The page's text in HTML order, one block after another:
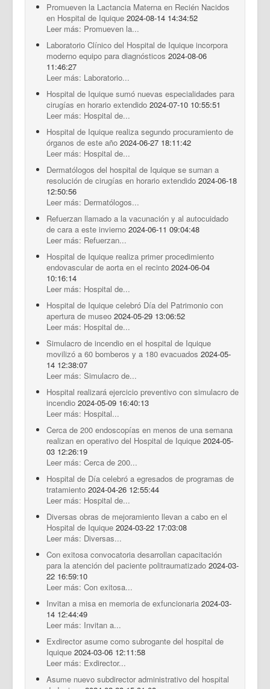
Promueven la Lactancia Materna en Recién Nacidos
en Hospital de Iquique 2024-08-14 14:34:52
Leer más: Promueven la...
Laboratorio Clínico del Hospital de Iquique incorpora
moderno equipo para diagnósticos 2024-08-06
11:46:27
Leer más: Laboratorio...
Hospital de Iquique sumó nuevas especialidades para
cirugías en horario extendido 2024-07-10 10:55:51
Leer más: Hospital de...
Hospital de Iquique realiza segundo procuramiento de
órganos de este año 2024-06-27 18:11:42
Leer más: Hospital de...
Dermatólogos del hospital de Iquique se suman a
resolución de cirugías en horario extendido 2024-06-18
12:50:56
Leer más: Dermatólogos...
Refuerzan llamado a la vacunación y al autocuidado
de cara a este invierno 2024-06-11 09:04:48
Leer más: Refuerzan...
Hospital de Iquique realiza primer procedimiento
endovascular de aorta en el recinto 2024-06-04
10:16:14
Leer más: Hospital de...
Hospital de Iquique celebró Día del Patrimonio con
apertura de museo 2024-05-29 13:06:52
Leer más: Hospital de...
Simulacro de incendio en el hospital de Iquique
movilizó a 60 bomberos y a 180 evacuados 2024-05-
14 12:38:07
Leer más: Simulacro de...
Hospital realizará ejercicio preventivo con simulacro de
incendio 2024-05-09 16:40:13
Leer más: Hospital...
Cerca de 200 endoscopías en menos de una semana
realizan en operativo del Hospital de Iquique 2024-05-
03 12:26:19
Leer más: Cerca de 200...
Hospital de Día celebró a egresados de programas de
tratamiento 2024-04-26 12:55:44
Leer más: Hospital de...
Diversas obras de mejoramiento llevan a cabo en el
Hospital de Iquique 2024-03-22 17:03:08
Leer más: Diversas...
Con exitosa convocatoria desarrollan capacitación
para la atención del paciente politraumatizado 2024-03-
22 16:59:10
Leer más: Con exitosa...
Invitan a misa en memoria de exfuncionaria 2024-03-
14 12:44:49
Leer más: Invitan a...
Exdirector asume como subrogante del hospital de
Iquique 2024-03-06 12:11:58
Leer más: Exdirector...
Asume nuevo subdirector administrativo del hospital